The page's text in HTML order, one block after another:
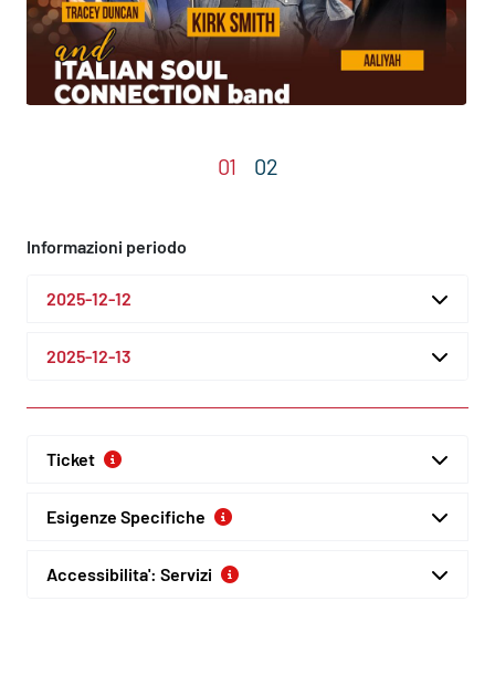
Informazioni periodo
2025-12-12
2025-12-13
Ticket
Esigenze Specifiche
Accessibilita': Servizi